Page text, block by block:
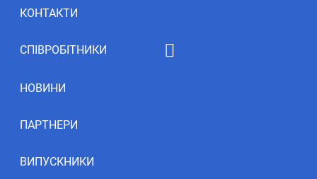
КОНТАКТИ
СПІВРОБІТНИКИ
НОВИНИ
ПАРТНЕРИ
ВИПУСКНИКИ